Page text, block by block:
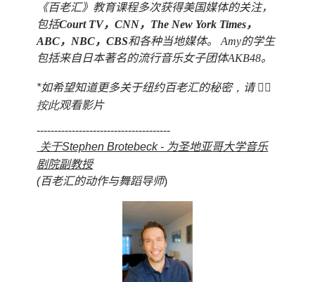
《百老汇》教育课程多次获得美国媒体的关注，
包括Court TV，CNN，The New York Times，
ABC，NBC，CBS和各种当地媒体。 Amy的学生
包括来自日本著名的流行音乐女子团体AKB48。
*如希望知道更多关于纽约百老汇的秘密， 请👉🏻
按此观看影片
--------------------------------------
关于Stephen Brotebeck - 为圣地亚哥大学音乐
剧院副教授
(百老汇的动作与舞蹈导师)